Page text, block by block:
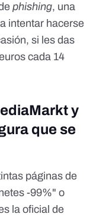
phishing, una
intentar hacerse
si les das
cada 14
y
que se
páginas de
-99%" o
la oficial de